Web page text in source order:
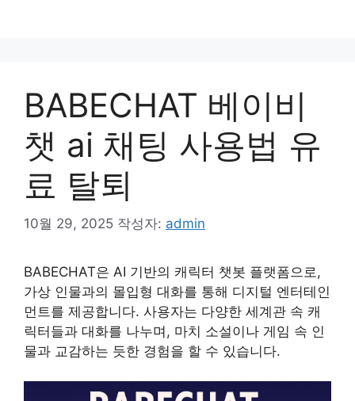
BABECHAT 베이비
챗 ai 채팅 사용법 유
료 탈퇴
10월 29, 2025 작성자: admin
BABECHAT은 AI 기반의 캐릭터 챗봇 플랫폼으로,
가상 인물과의 몰입형 대화를 통해 디지털 엔터테인
먼트를 제공합니다. 사용자는 다양한 세계관 속 캐
릭터들과 대화를 나누며, 마치 소설이나 게임 속 인
물과 교감하는 듯한 경험을 할 수 있습니다.